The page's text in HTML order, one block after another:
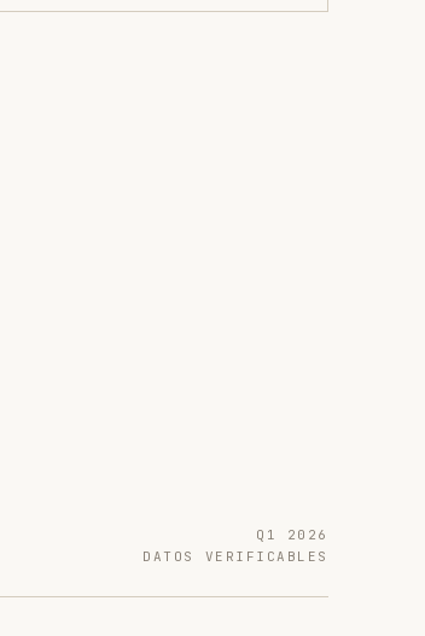
Q1 2026
DATOS VERIFICABLES